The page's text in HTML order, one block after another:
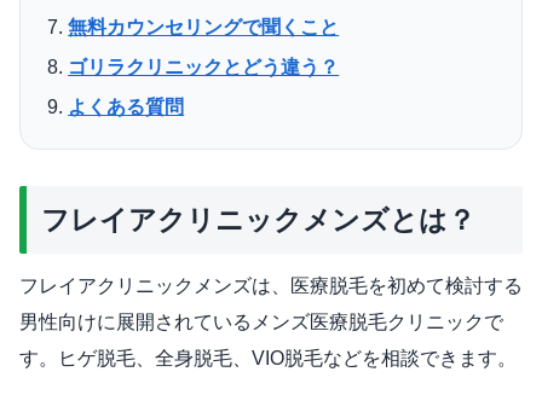
無料カウンセリングで聞くこと
ゴリラクリニックとどう違う？
よくある質問
フレイアクリニックメンズとは？
フレイアクリニックメンズは、医療脱毛を初めて検討する
男性向けに展開されているメンズ医療脱毛クリニックで
す。ヒゲ脱毛、全身脱毛、VIO脱毛などを相談できます。